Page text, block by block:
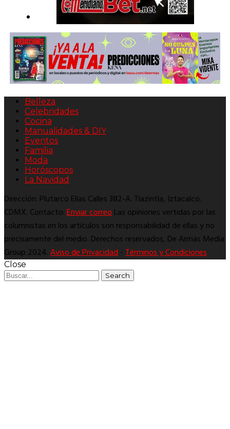
Belleza
Celebridades
Cocina
Manualidades & DIY
Eventos
Familia
Moda
Horóscopos
La Navidad
Dirección: Plutarco Elías Calles 382-A. Tlazintla, Iztacalco.
CDMX. Contacto:Enviar correoLas opiniones vertidas por las
columnistas en los artículos son responsabilidad de ellas y no
precisamente del medio. Derechos reservados, De Armas Media
Group 2024.Aviso de Privacidad-Términos y Condiciones
Close